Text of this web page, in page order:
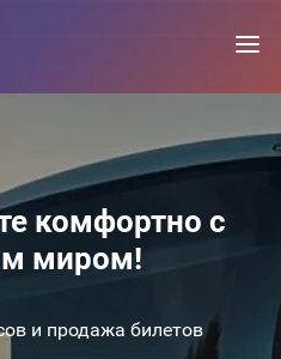
комфортно с
миром!
и продажа билетов